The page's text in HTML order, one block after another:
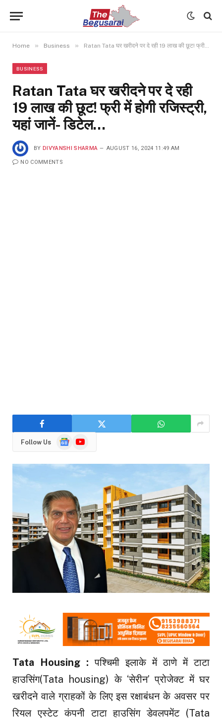
Home » Business » Ratan Tata घर खरीदने पर दे रही 19 लाख की छूट! फ्री में होगी रजिस्‍ट्री, यहां जानें- डिटेल…
BUSINESS
Ratan Tata घर खरीदने पर दे रही
19 लाख की छूट! फ्री में होगी रजिस्‍ट्री,
यहां जानें- डिटेल…
BY DIVYANSHI SHARMA AUGUST 16, 2024 11:49 AM
NO COMMENTS
Follow Us
GoogleYouTube
Tata Housing :पश्‍च‍िमी इलाके में ठाणे में टाटा
हाउसिंग(Tata housing) के ‘सेरीन’ प्रोजेक्ट में घर
खरीदने वाले ग्राहकों के लिए इस रक्षाबंधन के अवसर पर
रियल एस्टेट कंपनी टाटा हाउसिंग डेवलपमेंट (Tata